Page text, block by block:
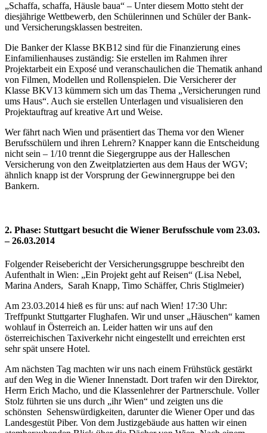
„Schaffa, schaffa, Häusle baua“ – Unter diesem Motto steht der
diesjährige Wettbewerb, den Schülerinnen und Schüler der Bank-
und Versicherungsklassen bestreiten.
Die Banker der Klasse BKB12 sind für die Finanzierung eines
Einfamilienhauses zuständig: Sie erstellen im Rahmen ihrer
Projektarbeit ein Exposé und veranschaulichen die Thematik anhand
von Filmen, Modellen und Rollenspielen. Die Versicherer der
Klasse BKV13 kümmern sich um das Thema „Versicherungen rund
ums Haus“. Auch sie erstellen Unterlagen und visualisieren den
Projektauftrag auf kreative Art und Weise.
Wer fährt nach Wien und präsentiert das Thema vor den Wiener
Berufsschülern und ihren Lehrern? Knapper kann die Entscheidung
nicht sein – 1/10 trennt die Siegergruppe aus der Halleschen
Versicherung von den Zweitplatzierten aus dem Haus der WGV;
ähnlich knapp ist der Vorsprung der Gewinnergruppe bei den
Bankern.
2. Phase: Stuttgart besucht die Wiener Berufsschule vom 23.03.
– 26.03.2014
Folgender Reisebericht der Versicherungsgruppe beschreibt den
Aufenthalt in Wien: „Ein Projekt geht auf Reisen“ (Lisa Nebel,
Marina Anders, Sarah Knapp, Timo Schäffer, Chris Stiglmeier)
Am 23.03.2014 hieß es für uns: auf nach Wien! 17:30 Uhr:
Treffpunkt Stuttgarter Flughafen. Wir und unser „Häuschen“ kamen
wohlauf in Österreich an. Leider hatten wir uns auf den
österreichischen Taxiverkehr nicht eingestellt und erreichten erst
sehr spät unsere Hotel.
Am nächsten Tag machten wir uns nach einem Frühstück gestärkt
auf den Weg in die Wiener Innenstadt. Dort trafen wir den Direktor,
Herrn Erich Macho, und die Klassenlehrer der Partnerschule. Voller
Stolz führten sie uns durch „ihr Wien“ und zeigten uns die
schönsten Sehenswürdigkeiten, darunter die Wiener Oper und das
Landesgestüt Piber. Von dem Justizgebäude aus hatten wir einen